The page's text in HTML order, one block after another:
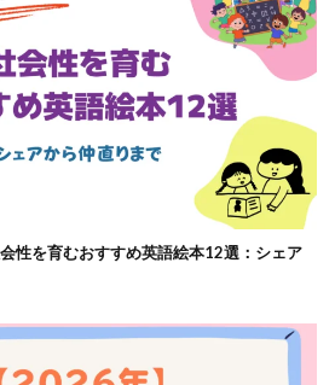
性を育むおすすめ英語絵本12選：シェア